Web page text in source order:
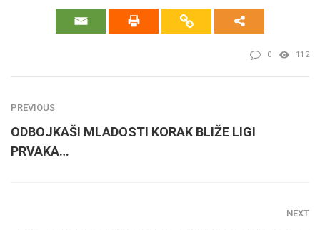
0 112
PREVIOUS
ODBOJKAŠI MLADOSTI KORAK BLIŽE LIGI
PRVAKA…
NEXT